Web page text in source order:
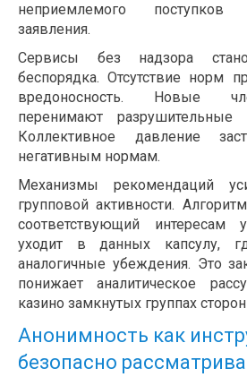
неприемлемого
заявления.
Сервисы без надзора
беспорядка. Отсутствие норм
вредоносность. Новые
перенимают
Коллективное давление
негативным нормам.
Механизмы рекомендаций
групповой активности.
соответствующий интересам
уходит в данных капсулу,
аналогичные убеждения. Это
понижает аналитическое
казино замкнутых группах
Анонимность как
безопасно